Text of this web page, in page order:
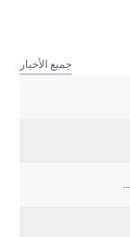
جميع الأخبار